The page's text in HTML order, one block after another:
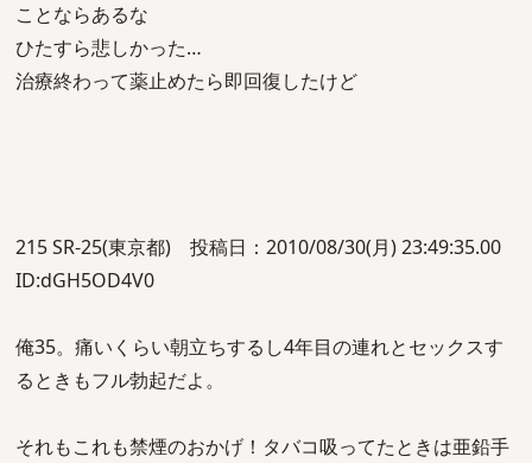
ことならあるな
ひたすら悲しかった…
治療終わって薬止めたら即回復したけど
215 SR-25(東京都) 投稿日：2010/08/30(月) 23:49:35.00
ID:dGH5OD4V0
俺35。痛いくらい朝立ちするし4年目の連れとセックスす
るときもフル勃起だよ。
それもこれも禁煙のおかげ！タバコ吸ってたときは亜鉛手